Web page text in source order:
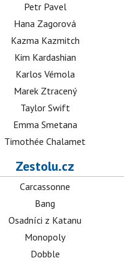
Petr Pavel
Hana Zagorová
Kazma Kazmitch
Kim Kardashian
Karlos Vémola
Marek Ztracený
Taylor Swift
Emma Smetana
Timothée Chalamet
Zestolu.cz
Carcassonne
Bang
Osadníci z Katanu
Monopoly
Dobble